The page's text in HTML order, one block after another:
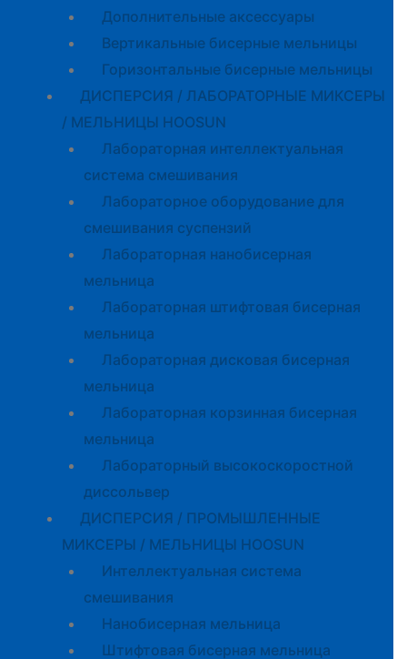
Дополнительные аксессуары
Вертикальные бисерные мельницы
Горизонтальные бисерные мельницы
ДИСПЕРСИЯ / ЛАБОРАТОРНЫЕ МИКСЕРЫ
/ МЕЛЬНИЦЫ HOOSUN
Лабораторная интеллектуальная
система смешивания
Лабораторное оборудование для
смешивания суспензий
Лабораторная нанобисерная
мельница
Лабораторная штифтовая бисерная
мельница
Лабораторная дисковая бисерная
мельница
Лабораторная корзинная бисерная
мельница
Лабораторный высокоскоростной
диссольвер
ДИСПЕРСИЯ / ПРОМЫШЛЕННЫЕ
МИКСЕРЫ / МЕЛЬНИЦЫ HOOSUN
Интеллектуальная система
смешивания
Нанобисерная мельница
Штифтовая бисерная мельница